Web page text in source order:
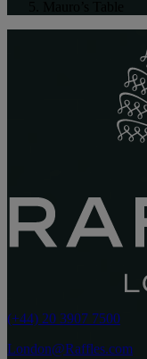
(+44) 20 3907 7500
London@Raffles.com